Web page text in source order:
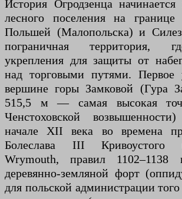
История Огродзенца
лесного поселения на
Польшей (Малопольска) и
пограничная территория,
укрепления для защиты от
над торговыми путями. Первое
вершине горы Замковой (Гура
515,5 м — самая высокая
Ченстоховской
начале XII века во времена
Болеслава III Кривоустого
Wrymouth, правил
деревянно-земляной форт
для польской администрации